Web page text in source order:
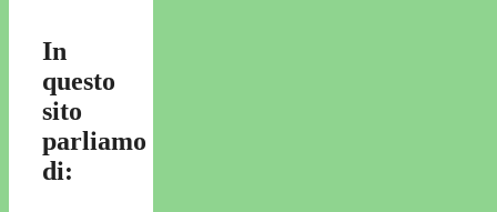
In
questo
sito
parliamo
di: